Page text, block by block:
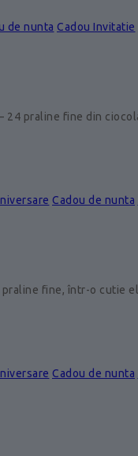
de nunta Cadou Invitatie
24 praline fine din
Cadou de nunta
praline fine, într-o cutie
Cadou de nunta